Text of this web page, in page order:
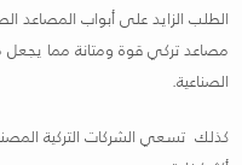
الطلب الزايد على أبواب المصاعد
مصاعد تركي قوة ومتانة مما يجعل
الصناعية.
كذلك تسعي الشركات التركية